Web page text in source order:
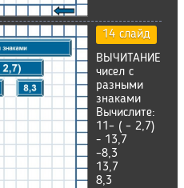
14 слайд
ВЫЧИТАНИЕ
чисел с
разными
знаками
Вычислите:
11– ( – 2,7)
- 13,7
–8,3
13,7
8,3